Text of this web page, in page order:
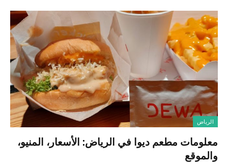
الرياض
معلومات مطعم ديوا في الرياض: الأسعار، المنيو،
والموقع